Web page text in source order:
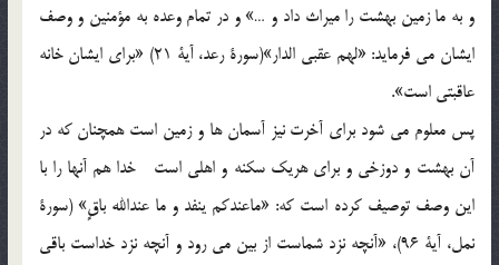
و به ما زمين بهشت را ميراث داد و …» و در تمام وعده به مؤمنين و وصف
ايشان مي فرمايد: «لهم عقبي الدار»(سورة رعد، آية 21) «براي ايشان خانه
عاقبتي است».
پس معلوم مي شود براي آخرت نيز آسمان ها و زمين است همچنان كه در
آن بهشت و دوزخي و براي هريك سكنه و اهلي است خدا هم آنها را با
اين وصف توصيف كرده است كه: «ماعندكم ينفد و ما عندالله باقٍ» (سورة
نمل، آية 96)، «آنچه نزد شماست از بين مي رود و آنچه نزد خداست باقي